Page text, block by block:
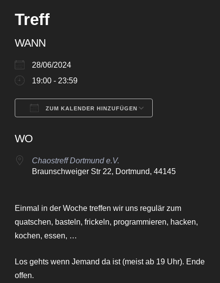
Treff
WANN
28/06/2024
19:00 - 23:59
ZUM KALENDER HINZUFÜGEN
WO
Chaostreff Dortmund e.V.
Braunschweiger Str 22, Dortmund, 44145
Einmal in der Woche treffen wir uns regulär zum
quatschen, basteln, frickeln, programmieren, hacken,
kochen, essen, …
Los gehts wenn Jemand da ist (meist ab 19 Uhr). Ende
offen.